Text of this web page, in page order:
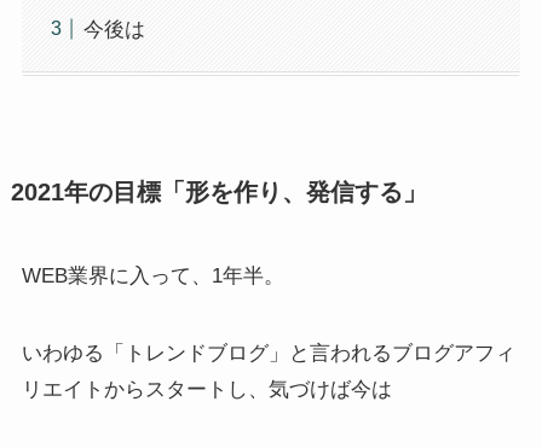
今後は
2021年の目標「形を作り、発信する」
WEB業界に入って、1年半。
いわゆる「トレンドブログ」と言われるブログアフィ
リエイトからスタートし、気づけば今は